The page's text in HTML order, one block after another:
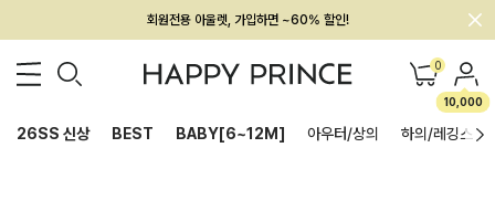
회원전용 아울렛, 가입하면 ~60% 할인!
멤버십 최대 28,000원 혜택 0
10,000
26SS 신상 BEST BABY[6~12M] 아우터/상의 하의/레깅스